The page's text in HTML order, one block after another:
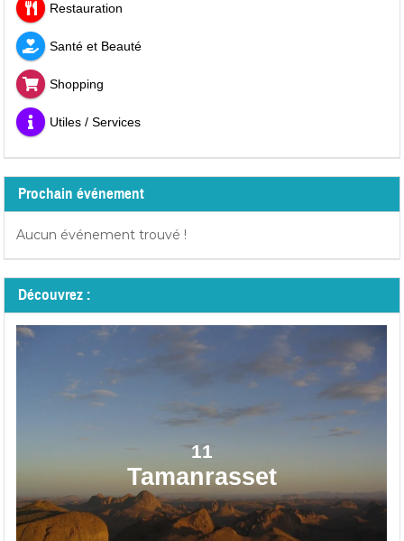
Restauration
Santé et Beauté
Shopping
Utiles / Services
Prochain événement
Aucun événement trouvé !
Découvrez :
11
Tamanrasset